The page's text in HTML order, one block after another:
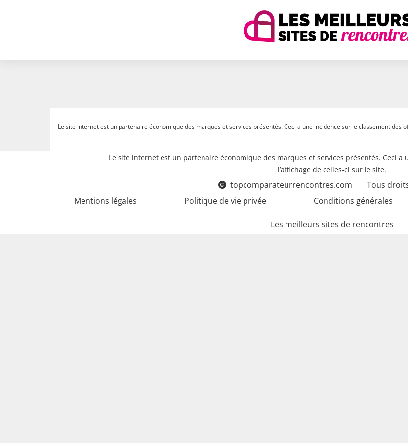
Le site internet est un partenaire économique des marques et services présentés. Ceci a une incidence sur le classement des
Le site internet est un partenaire économique des marques et services présentés. Ceci
l’affichage de celles-ci sur le site.
topcomparateurrencontres.com
Tous
Mentions légales
Politique de vie privée Conditions générales
Les meilleurs sites de rencontres